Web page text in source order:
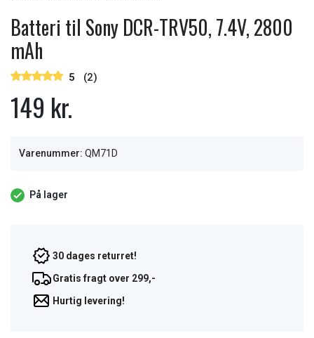
Batteri til Sony DCR-TRV50, 7.4V, 2800
mAh
5 (2)
149 kr.
Varenummer: QM71D
På lager
30 dages returret!
Gratis fragt over 299,-
Hurtig levering!